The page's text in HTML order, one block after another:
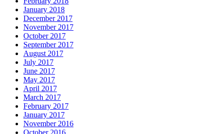
January 2018
December 2017
November 2017
October 2017
September 2017
August 2017
July 2017
June 2017
May 2017
April 2017
March 2017
February 2017
January 2017
November 2016
October 2016